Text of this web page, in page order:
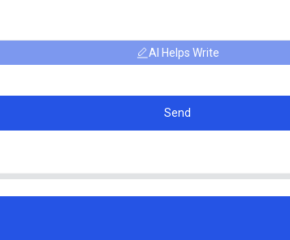
AI Helps Write
Send